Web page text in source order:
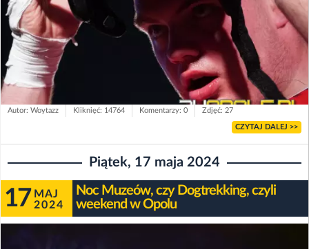
Autor: Woytazz Kliknięć: 14764 Komentarzy: 0 Zdjęć: 27
CZYTAJ DALEJ >>
Piątek, 17 maja 2024
17 MAJ
2024
Noc Muzeów, czy Dogtrekking, czyli
weekend w Opolu